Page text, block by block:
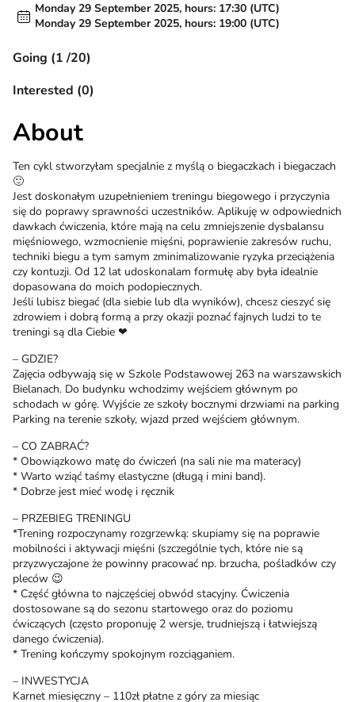
Monday 29 September 2025, hours: 17:30 (UTC)
Monday 29 September 2025, hours: 19:00 (UTC)
Going (1 /20)
Interested (0)
About
Ten cykl stworzyłam specjalnie z myślą o biegaczkach i biegaczach
🙂
Jest doskonałym uzupełnieniem treningu biegowego i przyczynia
się do poprawy sprawności uczestników. Aplikuję w odpowiednich
dawkach ćwiczenia, które mają na celu zmniejszenie dysbalansu
mięśniowego, wzmocnienie mięśni, poprawienie zakresów ruchu,
techniki biegu a tym samym zminimalizowanie ryzyka przeciążenia
czy kontuzji. Od 12 lat udoskonalam formułę aby była idealnie
dopasowana do moich podopiecznych.
Jeśli lubisz biegać (dla siebie lub dla wyników), chcesz cieszyć się
zdrowiem i dobrą formą a przy okazji poznać fajnych ludzi to te
treningi są dla Ciebie ❤
– GDZIE?
Zajęcia odbywają się w Szkole Podstawowej 263 na warszawskich
Bielanach. Do budynku wchodzimy wejściem głównym po
schodach w górę. Wyjście ze szkoły bocznymi drzwiami na parking
Parking na terenie szkoły, wjazd przed wejściem głównym.
– CO ZABRAĆ?
* Obowiązkowo matę do ćwiczeń (na sali nie ma materacy)
* Warto wziąć taśmy elastyczne (długą i mini band).
* Dobrze jest mieć wodę i ręcznik
– PRZEBIEG TRENINGU
*Trening rozpoczynamy rozgrzewką: skupiamy się na poprawie
mobilności i aktywacji mięśni (szczególnie tych, które nie są
przyzwyczajone że powinny pracować np. brzucha, pośladków czy
pleców 😉
* Część główna to najczęściej obwód stacyjny. Ćwiczenia
dostosowane są do sezonu startowego oraz do poziomu
ćwiczących (często proponuję 2 wersje, trudniejszą i łatwiejszą
danego ćwiczenia).
* Trening kończymy spokojnym rozciąganiem.
– INWESTYCJA
Karnet miesięczny – 110zł płatne z góry za miesiąc